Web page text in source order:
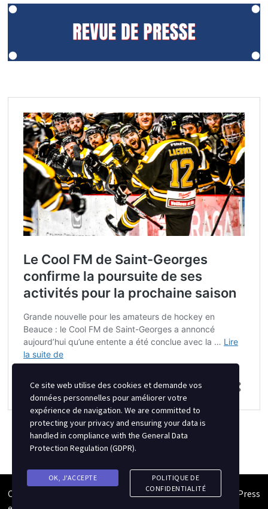
Copyright © 2026 Semipro Magazine. Alimenté par
WordPress
Ce site web utilise des cookies et demande vos
données personnelles pour améliorer votre
expérience de navigation. We are committed to
protecting your privacy and ensuring your data is
handled in compliance with the General Data
Protection Regulation (GDPR).
OK, J'ACCEPTE
POLITIQUE DE
CONFIDENTIALITÉ